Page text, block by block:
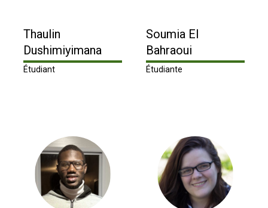
Thaulin
Dushimiyimana
Étudiant
Soumia El
Bahraoui
Étudiante